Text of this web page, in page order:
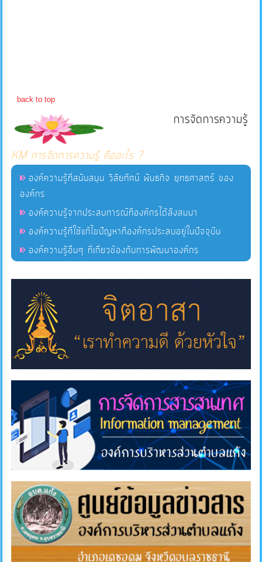
งบ
ประมาณ
ประจำ
ปี
การ
บริหาร
พัฒนา
ทรัพยากร
การ
ส่ง
เสริม
ความ
โปร่งใส
การ
จัด
ซื้อ
จัด
การ
เงิน
การ
คลัง
back to top
การจัดการความรู้
KM การจัดการความรู้ คืออะไร ?
องค์ความรู้ที่สนับสนุน วิสัยทัศน์ พันธกิจ ยุทธศาสตร์ ของ
องค์กร
องค์ความรู้จากประสบการณ์ที่องค์กรได้สั่งสมมา
องค์ความรู้ที่ใช้แก้ไขปัญหาที่องค์กรประสบอยู่ในปัจจุบัน
องค์ความรู้อื่นๆ ที่เกี่ยวข้องกับการพัฒนาองค์กร